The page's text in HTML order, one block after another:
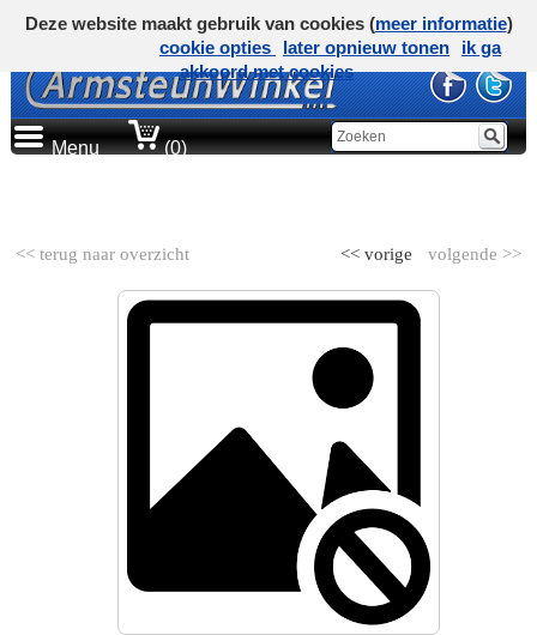
Menu (0)
<< terug naar overzicht volgende >>
<< vorige
Deze website maakt gebruik van cookies (meer informatie)
cookie opties
later opnieuw tonen
ik ga
akkoord met cookies